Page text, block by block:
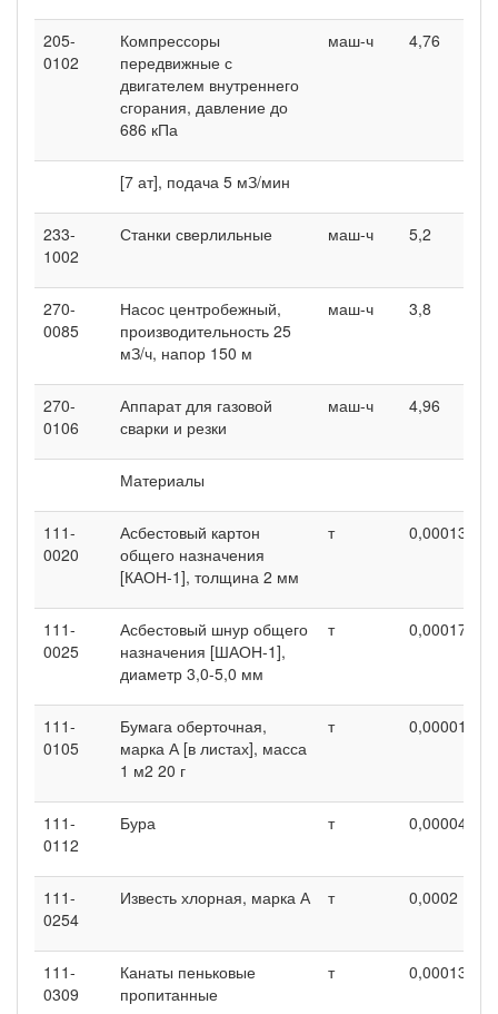
205-
0102
Компрессоры
передвижные с
двигателем внутреннего
сгорания, давление до
686 кПа
маш-ч 4,76
[7 ат], подача 5 мЗ/мин
233-
1002
Станки сверлильные маш-ч 5,2
270-
0085
Насос центробежный,
производительность 25
мЗ/ч, напор 150 м
маш-ч 3,8
270-
0106
Аппарат для газовой
сварки и резки
маш-ч 4,96
Материалы
111-
0020
Асбестовый картон
общего назначения
[КАОН-1], толщина 2 мм
т 0,00013
111-
0025
Асбестовый шнур общего
назначения [ШАОН-1],
диаметр 3,0-5,0 мм
т 0,00017
111-
0105
Бумага оберточная,
марка А [в листах], масса
1 м2 20 г
т 0,00001
111-
0112
Бура т 0,00004
111-
0254
Известь хлорная, марка А т 0,0002
111-
0309
Канаты пеньковые
пропитанные
т 0,00013